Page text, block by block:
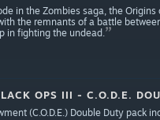
in the Zombies saga, the
the remnants of a battle
in fighting the undead.
OPS III - C.O.D.E.
(C.O.D.E.) Double Duty pack